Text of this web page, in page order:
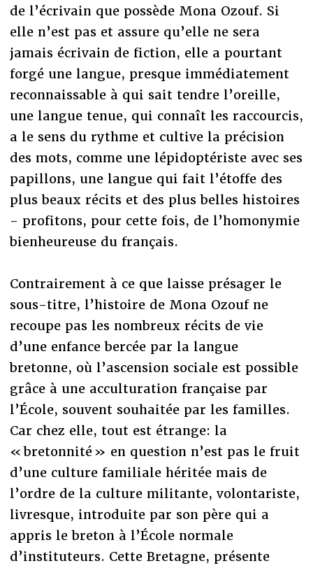
de l’écrivain que possède Mona Ozouf. Si
elle n’est pas et assure qu’elle ne sera
jamais écrivain de fiction, elle a pourtant
forgé une langue, presque immédiatement
reconnaissable à qui sait tendre l’oreille,
une langue tenue, qui connaît les raccourcis,
a le sens du rythme et cultive la précision
des mots, comme une lépidoptériste avec ses
papillons, une langue qui fait l’étoffe des
plus beaux récits et des plus belles histoires
- profitons, pour cette fois, de l’homonymie
bienheureuse du français.
Contrairement à ce que laisse présager le
sous-titre, l’histoire de Mona Ozouf ne
recoupe pas les nombreux récits de vie
d’une enfance bercée par la langue
bretonne, où l’ascension sociale est possible
grâce à une acculturation française par
l’École, souvent souhaitée par les familles.
Car chez elle, tout est étrange: la
« bretonnité » en question n’est pas le fruit
d’une culture familiale héritée mais de
l’ordre de la culture militante, volontariste,
livresque, introduite par son père qui a
appris le breton à l’École normale
d’instituteurs. Cette Bretagne, présente